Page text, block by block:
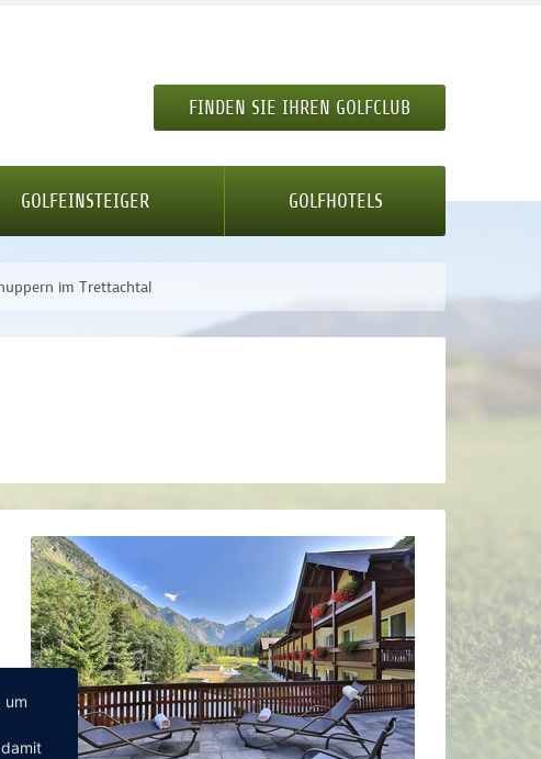
FINDEN SIE IHREN GOLFCLUB
GOLFEINSTEIGER GOLFHOTELS
im Trettachtal
um